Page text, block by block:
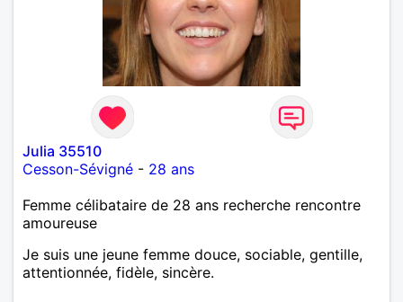
Julia 35510
Cesson-Sévigné - 28 ans
Femme célibataire de 28 ans recherche rencontre
amoureuse
Je suis une jeune femme douce, sociable, gentille,
attentionnée, fidèle, sincère.